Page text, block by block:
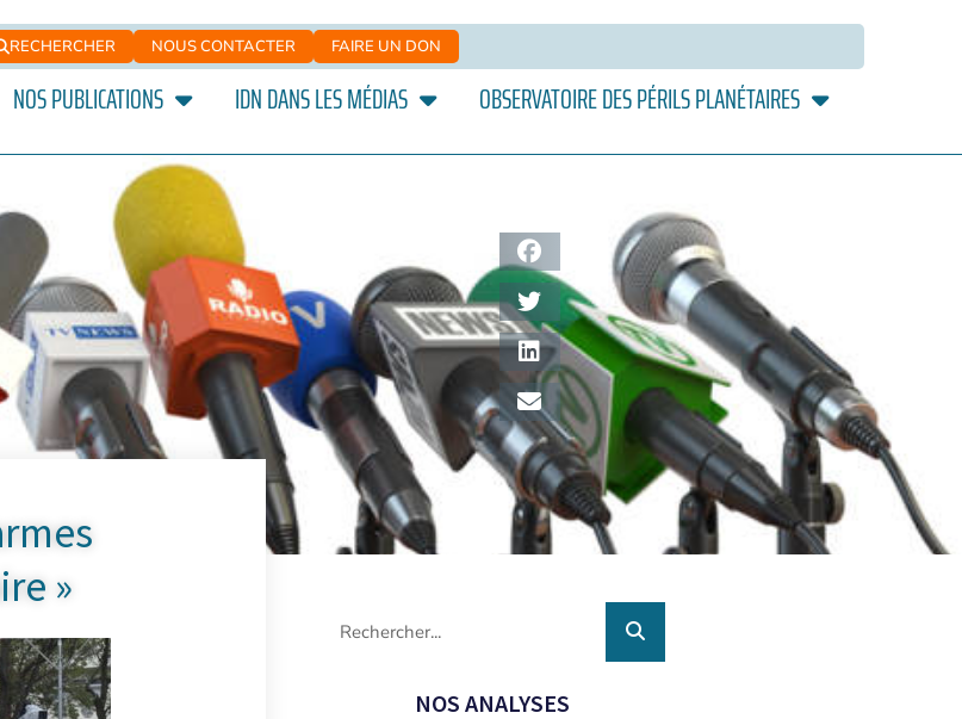
RECHERCHER NOUS CONTACTER FAIRE UN DON
NOS PUBLICATIONS IDN DANS LES MÉDIAS OBSERVATOIRE DES PÉRILS PLANÉTAIRES
»
NOS ANALYSES